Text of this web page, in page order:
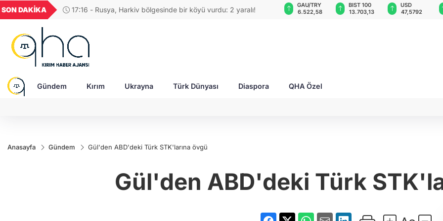
SON DAKİKA
17:04 - Rus ordusuna SİHA üreten şirketin CEO'su bombalı
GEL
18,1947
16,2442
28,0626
0,0018
6.522,58
BIST 100
13.703,13
USD
47,5792
EUR
55,0079
Gündem Kırım Ukrayna Türk Dünyası Diaspora QHA Özel
Anasayfa Gündem Gül'den ABD'deki Türk STK'larına övgü
Gül'den ABD'deki Türk